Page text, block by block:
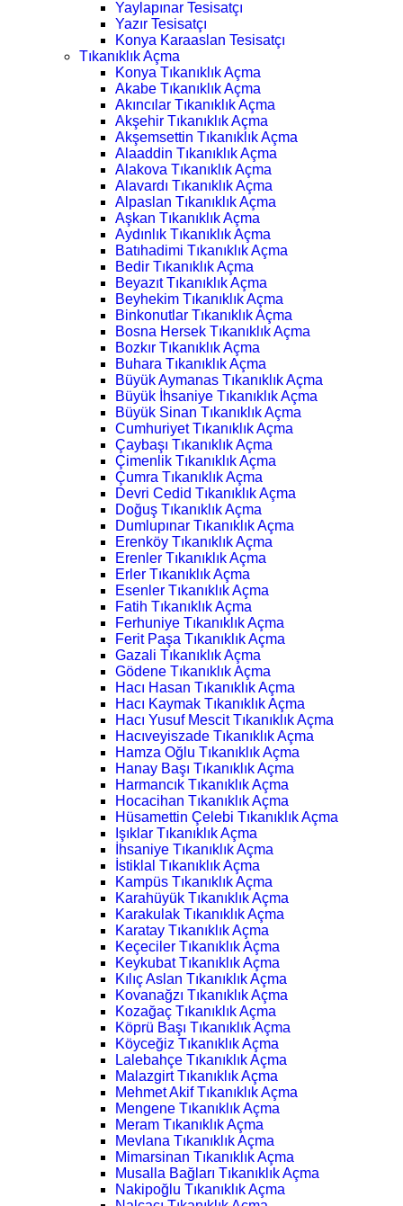
Yaylapınar Tesisatçı
Yazır Tesisatçı
Konya Karaaslan Tesisatçı
Tıkanıklık Açma
Konya Tıkanıklık Açma
Akabe Tıkanıklık Açma
Akıncılar Tıkanıklık Açma
Akşehir Tıkanıklık Açma
Akşemsettin Tıkanıklık Açma
Alaaddin Tıkanıklık Açma
Alakova Tıkanıklık Açma
Alavardı Tıkanıklık Açma
Alpaslan Tıkanıklık Açma
Aşkan Tıkanıklık Açma
Aydınlık Tıkanıklık Açma
Batıhadimi Tıkanıklık Açma
Bedir Tıkanıklık Açma
Beyazıt Tıkanıklık Açma
Beyhekim Tıkanıklık Açma
Binkonutlar Tıkanıklık Açma
Bosna Hersek Tıkanıklık Açma
Bozkır Tıkanıklık Açma
Buhara Tıkanıklık Açma
Büyük Aymanas Tıkanıklık Açma
Büyük İhsaniye Tıkanıklık Açma
Büyük Sinan Tıkanıklık Açma
Cumhuriyet Tıkanıklık Açma
Çaybaşı Tıkanıklık Açma
Çimenlik Tıkanıklık Açma
Çumra Tıkanıklık Açma
Devri Cedid Tıkanıklık Açma
Doğuş Tıkanıklık Açma
Dumlupınar Tıkanıklık Açma
Erenköy Tıkanıklık Açma
Erenler Tıkanıklık Açma
Erler Tıkanıklık Açma
Esenler Tıkanıklık Açma
Fatih Tıkanıklık Açma
Ferhuniye Tıkanıklık Açma
Ferit Paşa Tıkanıklık Açma
Gazali Tıkanıklık Açma
Gödene Tıkanıklık Açma
Hacı Hasan Tıkanıklık Açma
Hacı Kaymak Tıkanıklık Açma
Hacı Yusuf Mescit Tıkanıklık Açma
Hacıveyiszade Tıkanıklık Açma
Hamza Oğlu Tıkanıklık Açma
Hanay Başı Tıkanıklık Açma
Harmancık Tıkanıklık Açma
Hocacihan Tıkanıklık Açma
Hüsamettin Çelebi Tıkanıklık Açma
Işıklar Tıkanıklık Açma
İhsaniye Tıkanıklık Açma
İstiklal Tıkanıklık Açma
Kampüs Tıkanıklık Açma
Karahüyük Tıkanıklık Açma
Karakulak Tıkanıklık Açma
Karatay Tıkanıklık Açma
Keçeciler Tıkanıklık Açma
Keykubat Tıkanıklık Açma
Kılıç Aslan Tıkanıklık Açma
Kovanağzı Tıkanıklık Açma
Kozağaç Tıkanıklık Açma
Köprü Başı Tıkanıklık Açma
Köyceğiz Tıkanıklık Açma
Lalebahçe Tıkanıklık Açma
Malazgirt Tıkanıklık Açma
Mehmet Akif Tıkanıklık Açma
Mengene Tıkanıklık Açma
Meram Tıkanıklık Açma
Mevlana Tıkanıklık Açma
Mimarsinan Tıkanıklık Açma
Musalla Bağları Tıkanıklık Açma
Nakipoğlu Tıkanıklık Açma